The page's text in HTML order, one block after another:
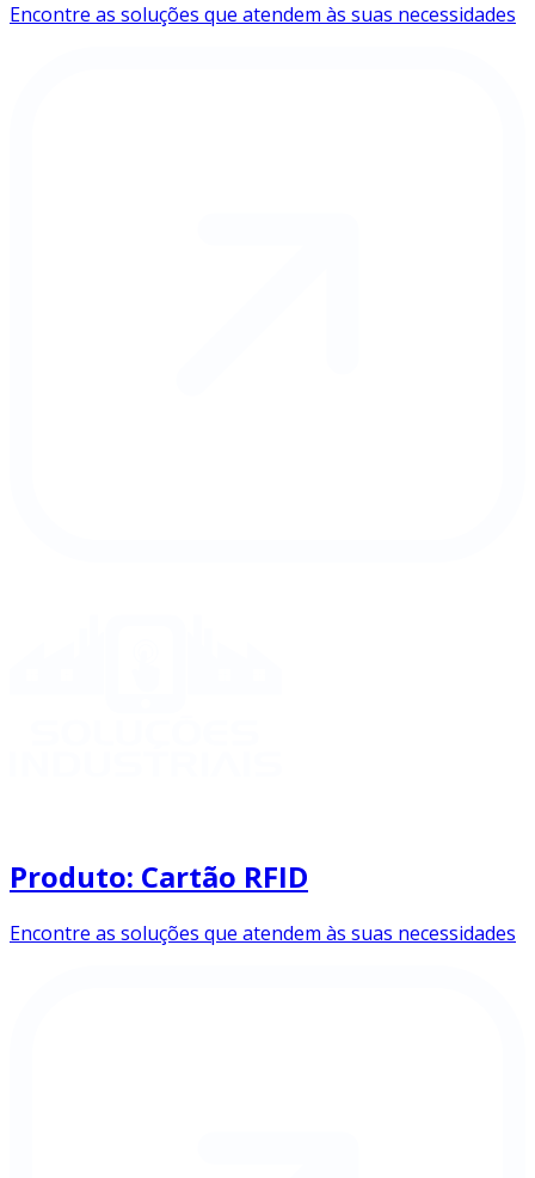
Encontre as soluções que atendem às suas necessidades
Produto: Cartão RFID
Encontre as soluções que atendem às suas necessidades